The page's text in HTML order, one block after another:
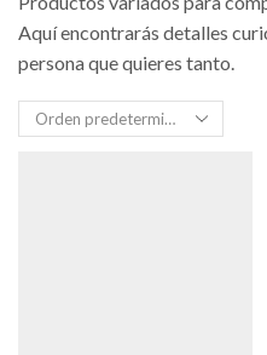
Aquí encontrarás detalles
persona que quieres tanto.